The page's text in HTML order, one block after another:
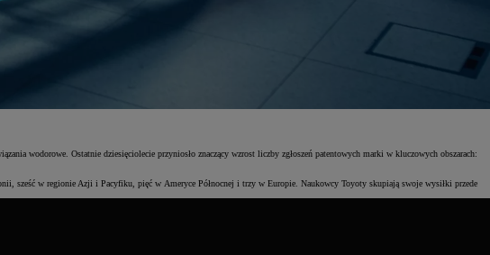
wodorowe. Ostatnie dziesięciolecie przyniosło znaczący wzrost liczby zgłoszeń patentowych marki w kluczowych obszarach:
sześć w regionie Azji i Pacyfiku, pięć w Ameryce Północnej i trzy w Europie. Naukowcy Toyoty skupiają swoje wysiłki przede